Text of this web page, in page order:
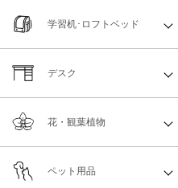
学習机･ロフトベッド
デスク
花・観葉植物
ペット用品